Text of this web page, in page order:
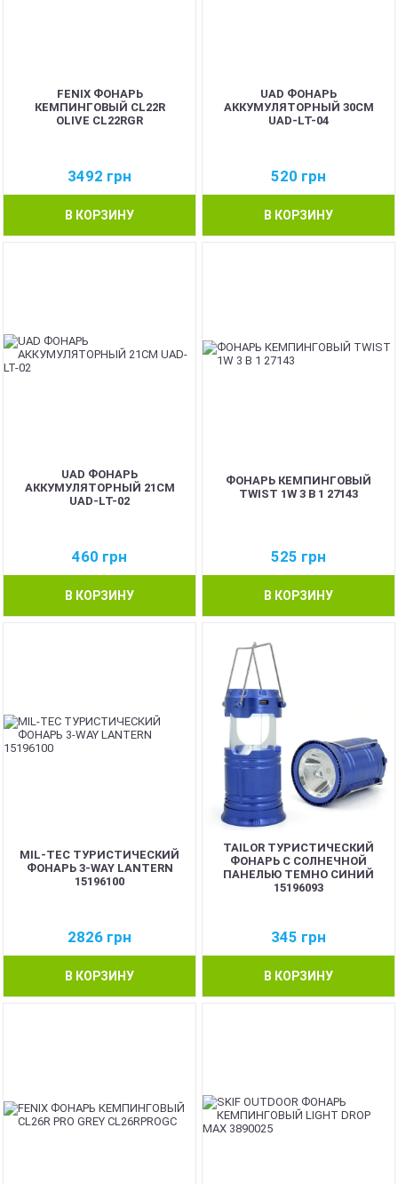
FENIX ФОНАРЬ
КЕМПИНГОВЫЙ CL22R
OLIVE CL22RGR
3492 грн
В КОРЗИНУ
UAD ФОНАРЬ
АККУМУЛЯТОРНЫЙ 30СМ
UAD-LT-04
520 грн
В КОРЗИНУ
UAD ФОНАРЬ
АККУМУЛЯТОРНЫЙ 21СМ
UAD-LT-02
460 грн
В КОРЗИНУ
ФОНАРЬ КЕМПИНГОВЫЙ
TWIST 1W 3 В 1 27143
525 грн
В КОРЗИНУ
MIL-TEC ТУРИСТИЧЕСКИЙ
ФОНАРЬ 3-WAY LANTERN
15196100
2826 грн
В КОРЗИНУ
TAILOR ТУРИСТИЧЕСКИЙ
ФОНАРЬ С СОЛНЕЧНОЙ
ПАНЕЛЬЮ ТЕМНО СИНИЙ
15196093
345 грн
В КОРЗИНУ